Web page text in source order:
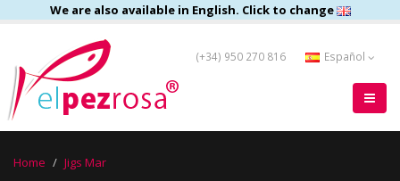
We are also available in English. Click to change
(+34) 950 270 816 Español
Home Jigs Mar